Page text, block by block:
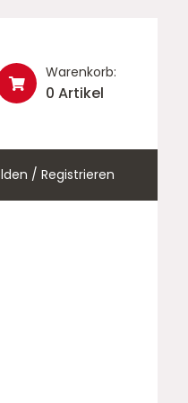
Warenkorb:
0 Artikel
/ Registrieren